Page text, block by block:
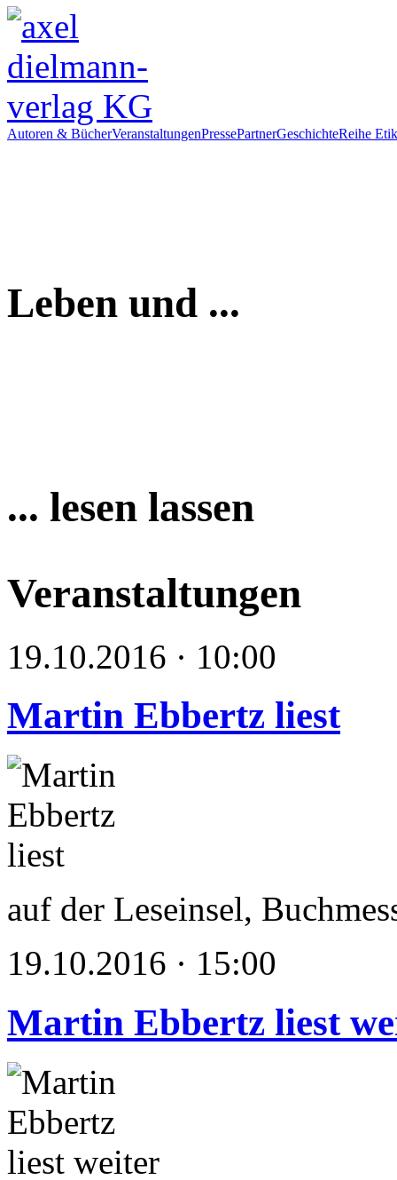
Autoren & BücherVeranstaltungenPressePartnerGeschichteReihe
Leben und ...
... lesen lassen
Veranstaltungen
19.10.2016 · 10:00
Martin Ebbertz liest
auf der Leseinsel,
19.10.2016 · 15:00
Martin Ebbertz liest